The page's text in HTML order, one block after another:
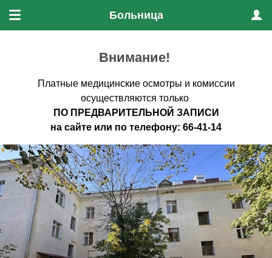
Меню
Больница
Внимание!
Платные медицинские осмотры и комиссии
осуществляются только
ПО ПРЕДВАРИТЕЛЬНОЙ ЗАПИСИ
на сайте или по телефону: 66-41-14